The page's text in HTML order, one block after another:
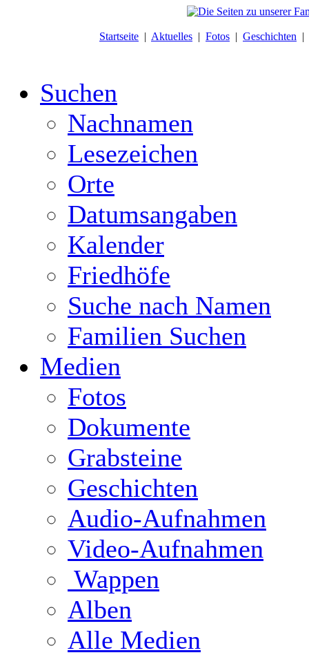
Startseite | Aktuelles | Fotos | Geschichten |
Suchen
Nachnamen
Lesezeichen
Orte
Datumsangaben
Kalender
Friedhöfe
Suche nach Namen
Familien Suchen
Medien
Fotos
Dokumente
Grabsteine
Geschichten
Audio-Aufnahmen
Video-Aufnahmen
Wappen
Alben
Alle Medien